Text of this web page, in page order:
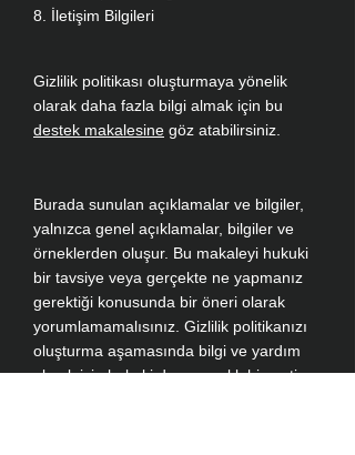
8. İletişim Bilgileri​
Gizlilik politikası oluşturmaya yönelik
olarak daha fazla bilgi almak için bu
destek makalesine göz atabilirsiniz.
Burada sunulan açıklamalar ve bilgiler,
yalnızca genel açıklamalar, bilgiler ve
örneklerden oluşur. Bu makaleyi hukuki
bir tavsiye veya gerçekte ne yapmanız
gerektiği konusunda bir öneri olarak
yorumlamamalısınız. Gizlilik politikanızı
oluşturma aşamasında bilgi ve yardım
almak için hukuki danışmanlık hizmeti